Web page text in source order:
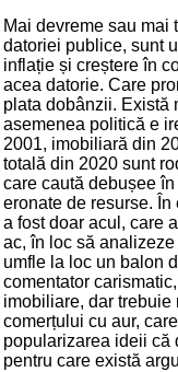
Mai devreme sau mai
datoriei publice, sunt
inflație și creștere în
acea datorie. Care
plata dobânzii. Există
asemenea politică e
2001, imobiliară din
totală din 2020 sunt
care caută debușee
eronate de resurse. În
a fost doar acul, care
ac, în loc să
umfle la loc un balon
comentator
imobiliare, dar trebuie
comerțului cu aur,
popularizarea ideii că
pentru care există